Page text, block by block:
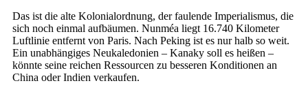
Das ist die alte Kolonialordnung, der faulende Imperialismus, die
sich noch einmal aufbäumen. Nunméa liegt 16.740 Kilometer
Luftlinie entfernt von Paris. Nach Peking ist es nur halb so weit.
Ein unabhängiges Neukaledonien – Kanaky soll es heißen –
könnte seine reichen Ressourcen zu besseren Konditionen an
China oder Indien verkaufen.